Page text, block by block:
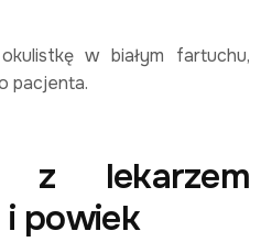
z lekarzem
powiek